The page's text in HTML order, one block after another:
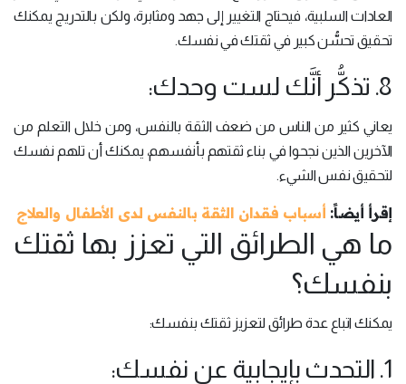
العادات السلبية، فيحتاج التغيير إلى جهد ومثابرة، ولكن بالتدريج يمكنك
تحقيق تحسُّن كبير في ثقتك في نفسك.
8. تذكُّر أنَّك لست وحدك:
يعاني كثير من الناس من ضعف الثقة بالنفس، ومن خلال التعلم من
الآخرين الذين نجحوا في بناء ثقتهم بأنفسهم، يمكنك أن تلهم نفسك
لتحقيق نفس الشيء.
إقرأ أيضاً: أسباب فقدان الثقة بالنفس لدى الأطفال والعلاج
ما هي الطرائق التي تعزز بها ثقتك
بنفسك؟
يمكنك اتباع عدة طرائق لتعزيز ثقتك بنفسك:
1. التحدث بإيجابية عن نفسك: